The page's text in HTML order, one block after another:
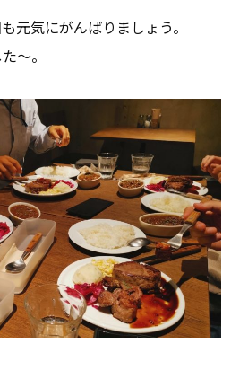
元気にがんばりましょう。
～。